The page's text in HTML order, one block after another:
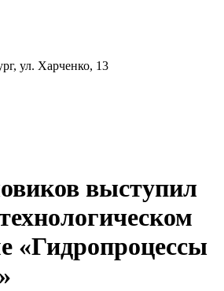
ул. Харченко, 13
выступил
«Гидропроцессы